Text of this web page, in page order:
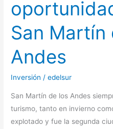
San Martín
Andes
Inversión /edelsur
San Martín de los Andes
turismo, tanto en invierno
explotado y fue la segunda